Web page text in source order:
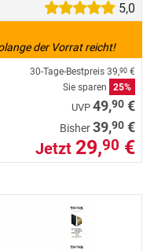
5,0
der Vorrat reicht!
30-Tage-Bestpreis 39,90 €
Sie sparen
25%
UVP 49,90 €
Bisher39,90 €
Jetzt 29,90 €